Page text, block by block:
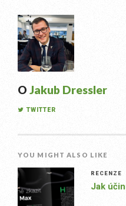
O Jakub Dressler
TWITTER
YOU MIGHT ALSO LIKE
RECENZE
Jak